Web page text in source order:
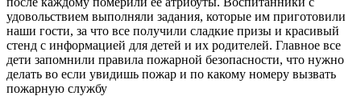
удовольствием выполняли задания, которые им приготовили
наши гости, за что все получили сладкие призы и красивый
стенд с информацией для детей и их родителей. Главное все
дети запомнили правила пожарной безопасности, что нужно
делать во если увидишь пожар и по какому номеру вызвать
пожарную службу